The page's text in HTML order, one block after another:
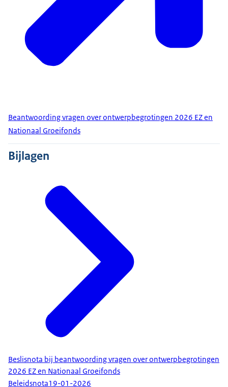
Beantwoording vragen over ontwerpbegrotingen 2026 EZ en
Nationaal Groeifonds
Bijlagen
Beslisnota bij beantwoording vragen over ontwerpbegrotingen
2026 EZ en Nationaal Groeifonds
Beleidsnota19-01-2026